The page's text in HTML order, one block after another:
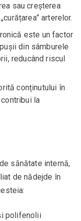
sau creșterea
arterelor.
este un factor
din sâmburele
reducând riscul
conținutului în
la
sănătate internă,
de nădejde în
polifenolii